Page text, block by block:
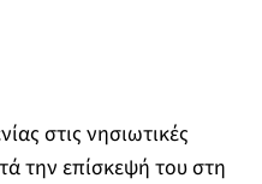
στις νησιωτικές
την επίσκεψή του στη